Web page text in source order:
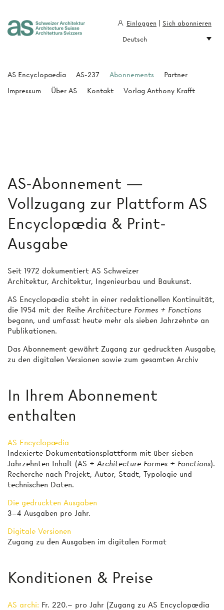
AS-Abonnement —
Vollzugang zur Plattform AS
Encyclopædia & Print-
Ausgabe
Seit 1972 dokumentiert AS Schweizer
Architektur, Architektur, Ingenieurbau und Baukunst.
AS Encyclopædia steht in einer redaktionellen Kontinuität,
die 1954 mit der Reihe Architecture Formes + Fonctions
begann, und umfasst heute mehr als sieben Jahrzehnte an
Publikationen.
Das Abonnement gewährt Zugang zur gedruckten Ausgabe,
zu den digitalen Versionen sowie zum gesamten Archiv
In Ihrem Abonnement
enthalten
AS Encyclopædia
Indexierte Dokumentationsplattform mit über sieben
Jahrzehnten Inhalt (AS + Architecture Formes + Fonctions).
Recherche nach Projekt, Autor, Stadt, Typologie und
technischen Daten.
Die gedruckten Ausgaben
3–4 Ausgaben pro Jahr.
Digitale Versionen
Zugang zu den Ausgaben im digitalen Format
Konditionen & Preise
AS archi: Fr. 220.– pro Jahr (Zugang zu AS Encyclopædia
AS Encyclopaedia AS-237 Abonnements
Partner
Impressum
Über AS Kontakt Vorlag Anthony Krafft
Einloggen
Sich abonnieren
Deutsch